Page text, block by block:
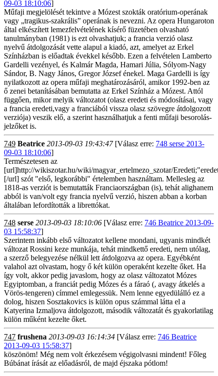
09-03 18:10:06]
Műfaji megjelölését tekintve a Mózest szokták oratórium-operának
vagy „tragikus-szakrális” operának is nevezni. Az opera Hungaroton
által elkészített lemezfelvételének kísérő füzetében olvasható
tanulmányban (1981) is ezt olvashatjuk; a francia verzió olasz
nyelvű átdolgozását vette alapul a kiadó, azt, amelyet az Erkel
Színházban is előadtak évekkel később. Ezen a felvételen Lamberto
Gardelli vezényel, és Kalmár Magda, Hamari Júlia, Sólyom-Nagy
Sándor, B. Nagy János, Gregor József énekel. Maga Gardelli is így
nyilatkozott az opera műfaji meghatározásáról, amikor 1992-ben az
ő zenei betanításában bemutatta az Erkel Színház a Mózest. Attól
függően, mikor melyik változatot (olasz eredeti és módosításai, vagy
a francia eredeti,vagy a franciából vissza olasz szövegre átdolgozott
verziója) veszik elő, a szerint használhatjuk a fenti műfaji besorolás-
jelzőket is.
749 Beatrice 2013-09-03 19:43:47[Válasz erre: 748 serse 2013-
09-03 18:10:06]
Természetesen az
[url]http://wikiszotar.hu/wiki/magyar_ertelmezo_szotar/
[/url] szót "első, legkorábbi" értelemben használtam. Mellesleg az
1818-as verziót is bemutatták Franciaországban (is), tehát alighanem
abból is van/volt egy francia nyelvű verzió, hiszen abban a korban
általában lefordították a librettókat.
748 serse 2013-09-03 18:10:06 [Válasz erre: 746 Beatrice 2013-09-
03 15:58:37]
Szerintem inkább első változatot kellene mondani, ugyanis mindkét
változat Rossini keze munkája, tehát mindkettő eredeti, nem utólag,
a szerző belegyezése nélkül lett átdolgozva az opera. Egyébként
valahol azt olvastam, hogy ő két külön operaként kezelte őket. Ha
így volt, akkor pedig javaslom, hogy az olasz változatot Mózes
Egyiptomban, a franciát pedig Mózes és a fáraó (, avagy átkelés a
Vörös-tengeren) címmel emlegessük. Nem lenne egyedülálló ez a
dolog, hiszen Sosztakovics is külön opus számmal látta el a
Katyerina Izmaljova átdolgozott, második változatát és gyakorlatilag
külön műként kezelte őket.
747 frushena 2013-09-03 16:14:34 [Válasz erre: 746 Beatrice
2013-09-03 15:58:37]
köszönöm! Még nem volt érkezésem végigolvasni mindent! Főleg
Búbánat írását az előadásról, de majd éjszaka pótlom!